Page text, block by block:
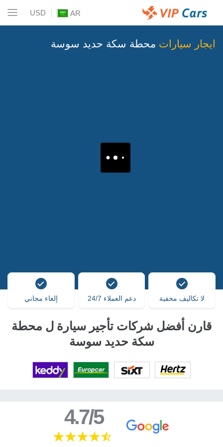
AR
USD
ايجار سيارات محطة سكة حديد سوسة
لا تكاليف مخفية دعم العملاء 24/7 إلغاء مجاني
قارن أفضل شركات تأجير سيارة ل محطة
سكة حديد سوسة
4.7/5